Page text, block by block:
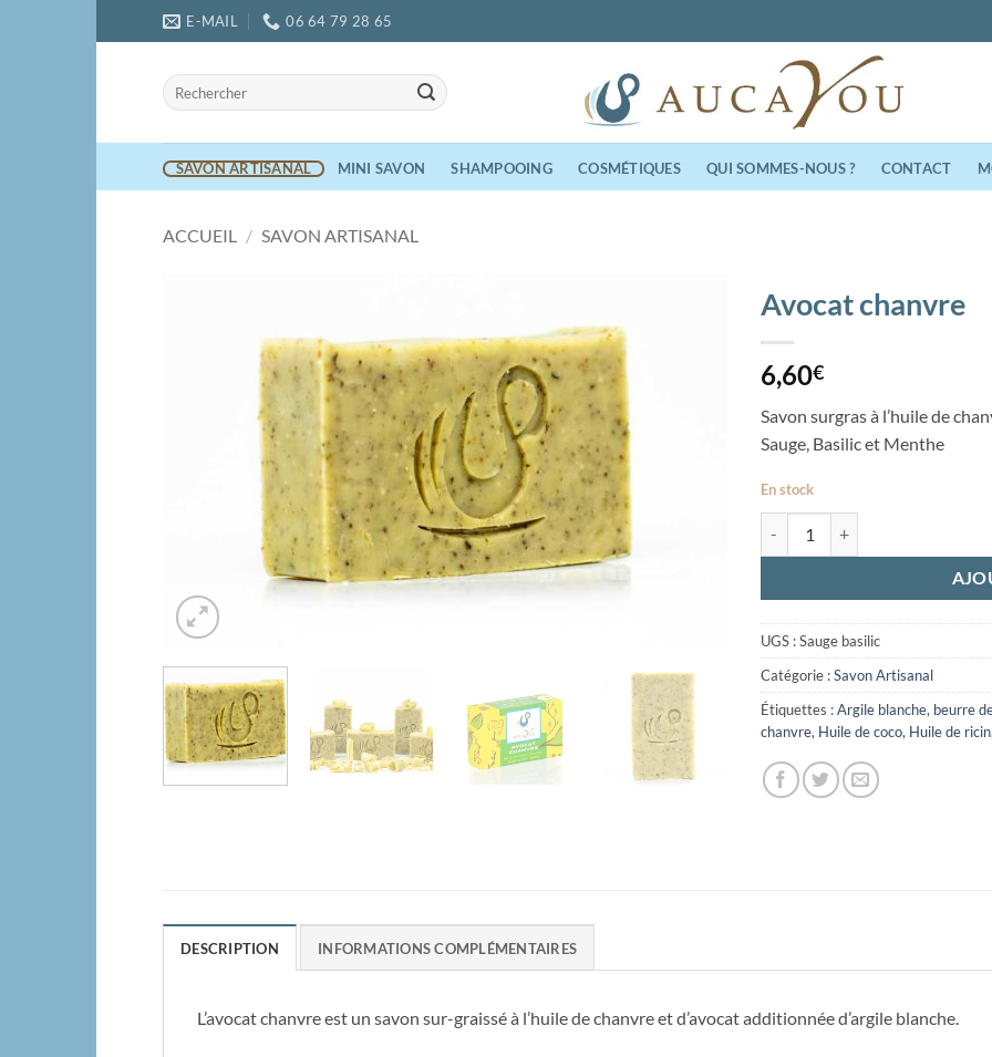
au
E-MAIL 06 64 79 28 65
Recherche
pour :
SAVON ARTISANAL MINI SAVON SHAMPOOING COSMÉTIQUES QUI SOMMES-NOUS ? CONTACT
ACCUEIL / SAVON ARTISANAL
Avocat chanvre
6,60€
Savon surgras à l’huile de
Sauge, Basilic et Menthe
En stock
UGS :Sauge basilic
Catégorie :Savon Artisanal
Étiquettes :Argile blanche, beurre
chanvre, Huile de coco, Huile de ricin,
DESCRIPTION INFORMATIONS COMPLÉMENTAIRES
L’avocat chanvre est un savon sur-graissé à l’huile de chanvre et d’avocat additionnée d’argile blanche.